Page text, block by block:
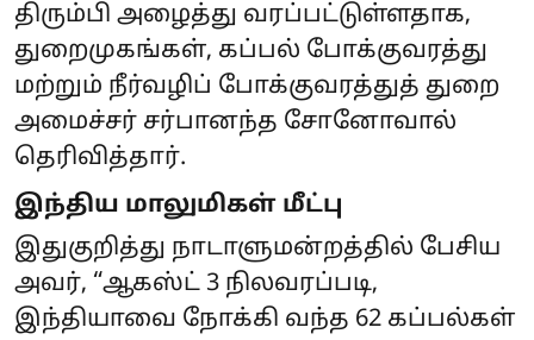
திரும்பி அழைத்து வரப்பட்டுள்ளதாக,
துறைமுகங்கள், கப்பல் போக்குவரத்து
மற்றும் நீர்வழிப் போக்குவரத்துத் துறை
அமைச்சர் சர்பானந்த சோனோவால்
தெரிவித்தார்.
இந்திய மாலுமிகள் மீட்பு
இதுகுறித்து நாடாளுமன்றத்தில் பேசிய
அவர், “ஆகஸ்ட் 3 நிலவரப்படி,
இந்தியாவை நோக்கி வந்த 62 கப்பல்கள்